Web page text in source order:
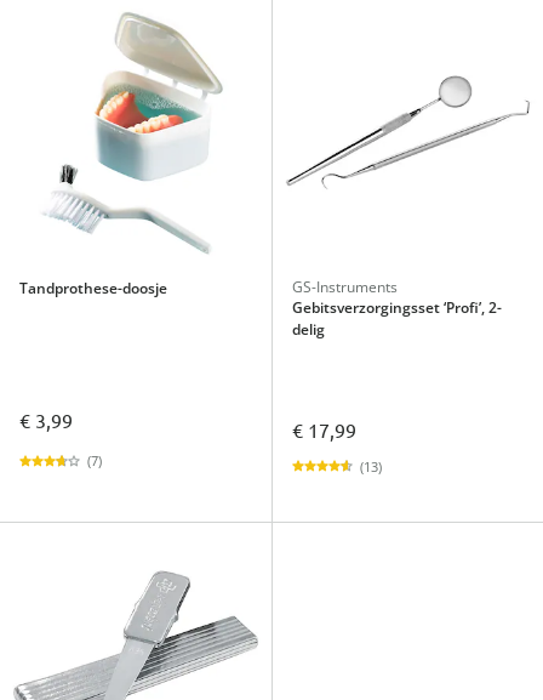
Tandprothese-doosje
€ 3,99
(7)
GS-Instruments
Gebitsverzorgingsset ‘Profi’, 2-
delig
€ 17,99
(13)